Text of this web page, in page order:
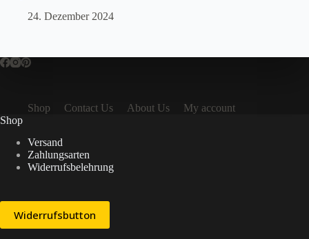
24. Dezember 2024
Shop Contact Us About Us
My account
Shop
Versand
Zahlungsarten
Widerrufsbelehrung
Widerrufsbutton